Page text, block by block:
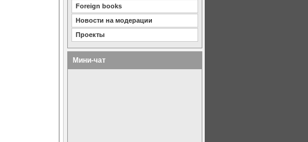
Foreign books
Новости на модерации
Проекты
Мини-чат